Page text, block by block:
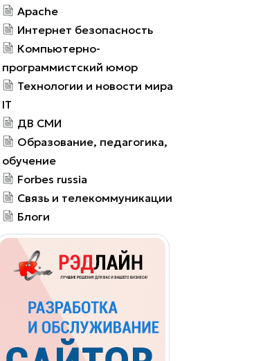
Apache
Интернет безопасность
Компьютерно-
программистский юмор
Технологии и новости мира
IT
ДВ СМИ
Образование, педагогика,
обучение
Forbes russia
Связь и телекоммуникации
Блоги